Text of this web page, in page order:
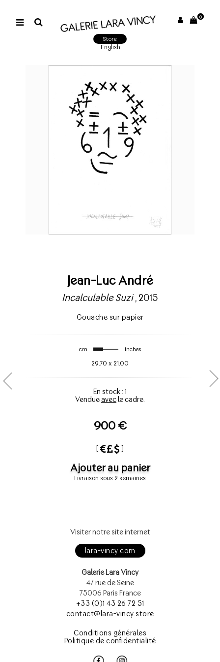
0
Store
English
Jean-Luc André
Incalculable Suzi, 2015
Gouache sur papier
cm inches
29.70 x 21.00
En stock : 1
Vendueavecle cadre.
900 €
[ ]
Ajouter au panier
Livraison sous 2 semaines
Visiter notre site internet
lara-vincy.com
Galerie Lara Vincy
47 rue de Seine
75006 Paris France
+33 (0)1 43 26 72 51
contact@lara-vincy.store
Conditions générales
Politique de confidentialité